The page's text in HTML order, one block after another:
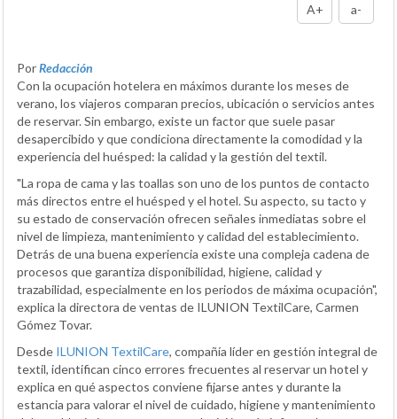
A+ a-
PorRedacción
Con la ocupación hotelera en máximos durante los meses de
verano, los viajeros comparan precios, ubicación o servicios antes
de reservar. Sin embargo, existe un factor que suele pasar
desapercibido y que condiciona directamente la comodidad y la
experiencia del huésped: la calidad y la gestión del textil.
"La ropa de cama y las toallas son uno de los puntos de contacto
más directos entre el huésped y el hotel. Su aspecto, su tacto y
su estado de conservación ofrecen señales inmediatas sobre el
nivel de limpieza, mantenimiento y calidad del establecimiento.
Detrás de una buena experiencia existe una compleja cadena de
procesos que garantiza disponibilidad, higiene, calidad y
trazabilidad, especialmente en los periodos de máxima ocupación",
explica la directora de ventas de ILUNION TextilCare, Carmen
Gómez Tovar.
Desde ILUNION TextilCare, compañía líder en gestión integral de
textil, identifican cinco errores frecuentes al reservar un hotel y
explica en qué aspectos conviene fijarse antes y durante la
estancia para valorar el nivel de cuidado, higiene y mantenimiento